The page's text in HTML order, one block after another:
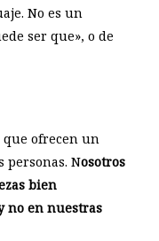
No es un
ser que», o de
que ofrecen un
personas. Nosotros
bien
no en nuestras